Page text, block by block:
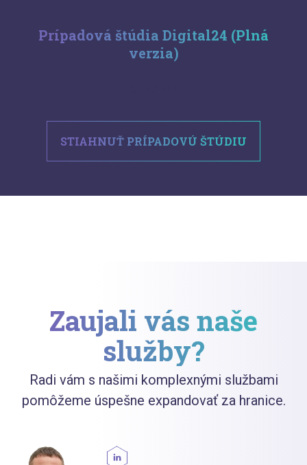
Prípadová štúdia Digital24 (Plná
verzia)
STIAHNUŤ PRÍPADOVÚ ŠTÚDIU
Zaujali vás naše
služby?
Radi vám s našimi komplexnými službami
pomôžeme úspešne expandovať za hranice.